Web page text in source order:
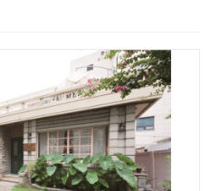
이너 도요 작가의 인터뷰를 담았다.